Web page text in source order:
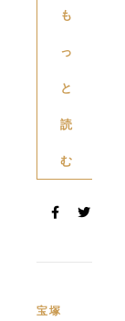
も
っ
と
読
む
宝塚